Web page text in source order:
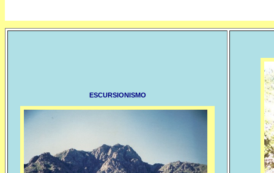
ESCURSIONISMO